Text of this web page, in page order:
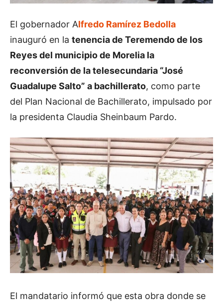
El gobernador Alfredo Ramírez Bedolla
inauguró en la tenencia de Teremendo de los
Reyes del municipio de Morelia la
reconversión de la telesecundaria “José
Guadalupe Salto” a bachillerato, como parte
del Plan Nacional de Bachillerato, impulsado por
la presidenta Claudia Sheinbaum Pardo.
El mandatario informó que esta obra donde se